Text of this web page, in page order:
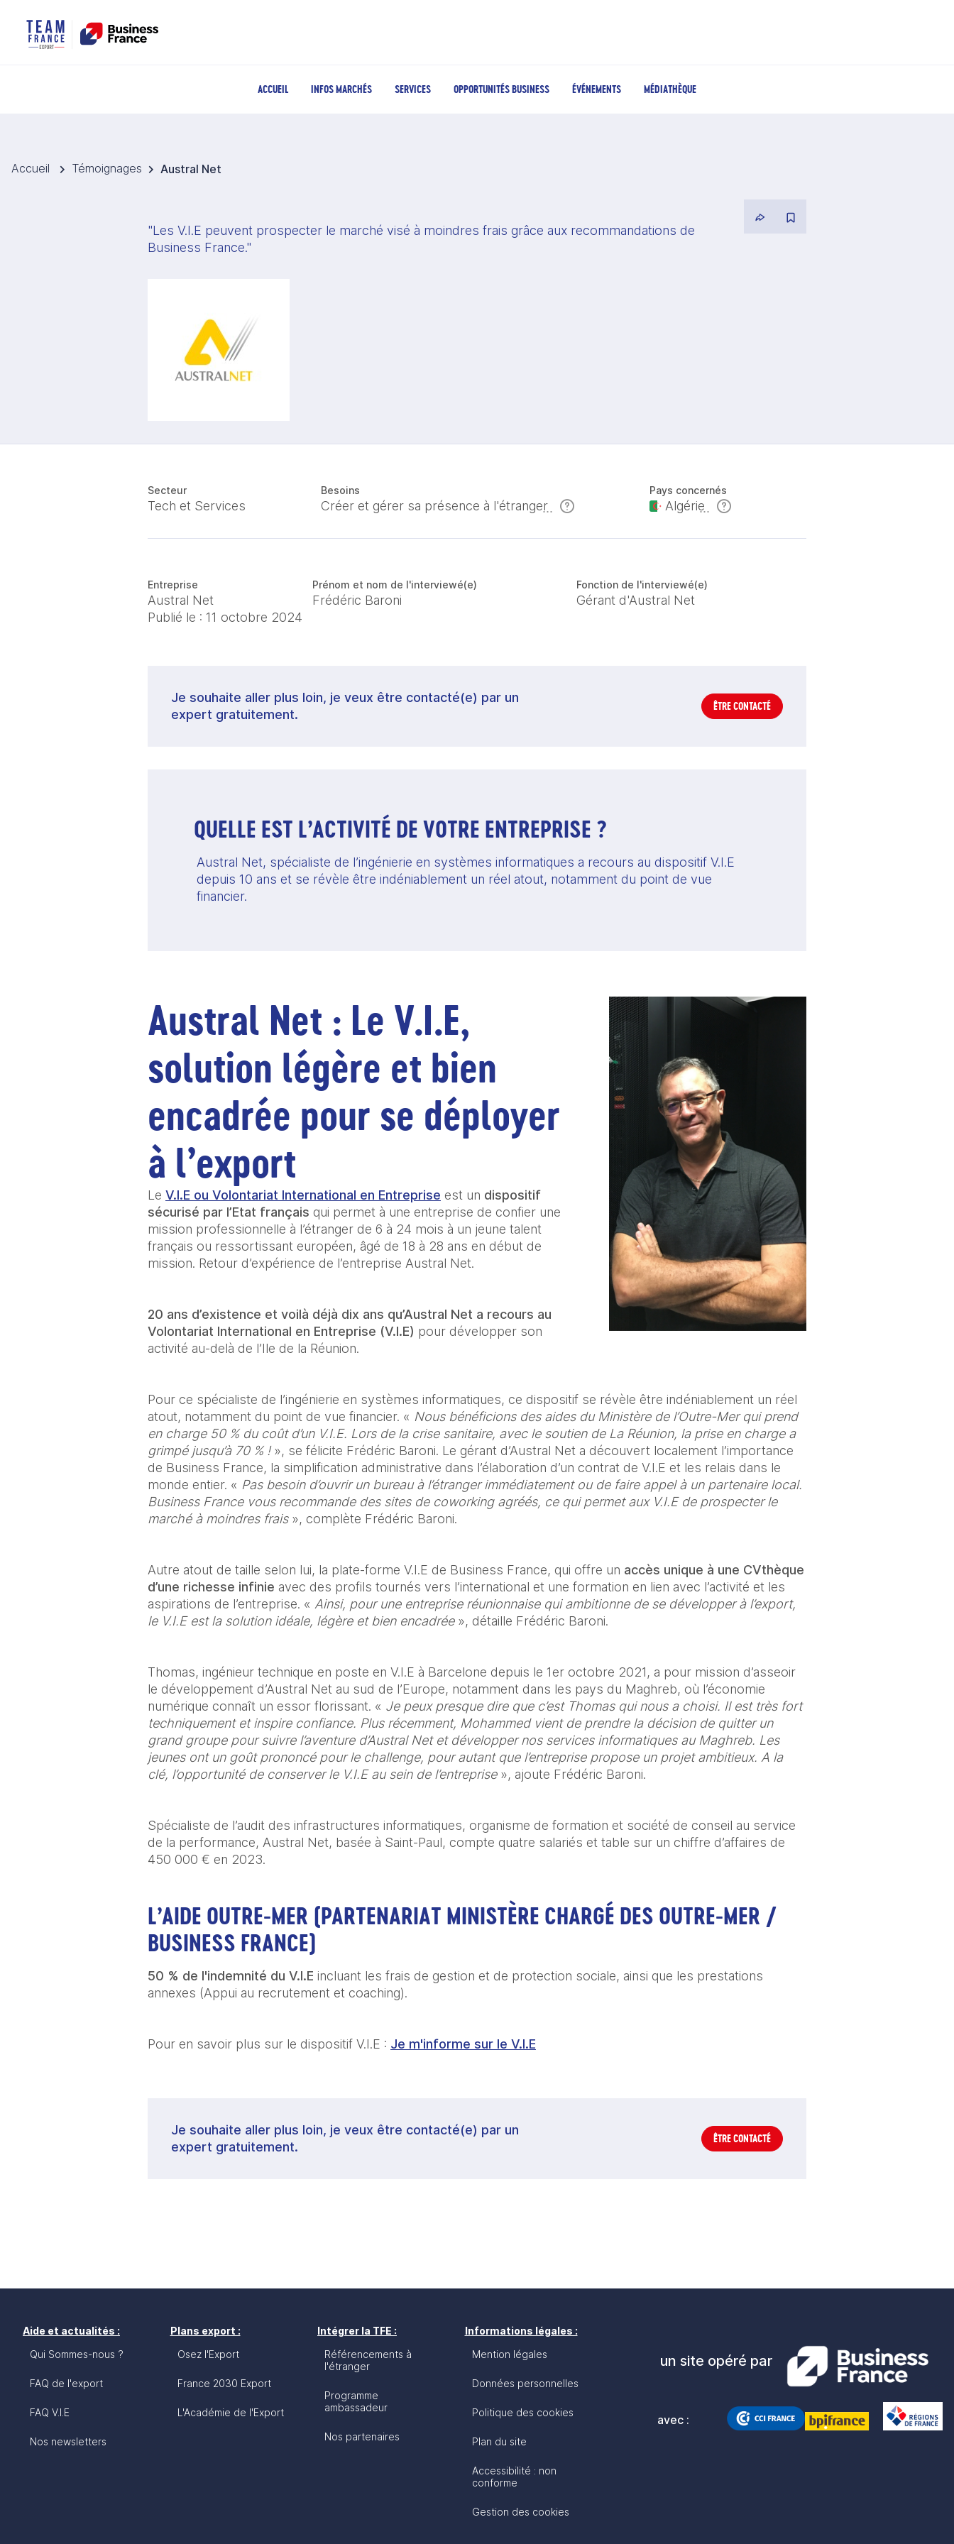
ACCUEIL INFOS MARCHÉS SERVICES OPPORTUNITÉS BUSINESS ÉVÉNEMENTS MÉDIATHÈQUE
Accueil Témoignages Austral Net
"Les V.I.E peuvent prospecter le marché visé à moindres frais grâce aux recommandations de
Business France."
Secteur
Tech et Services
Besoins
Créer et gérer sa présence à l'étranger
Pays concernés
Algérie
Entreprise
Austral Net
Prénom et nom de l'interviewé(e)
Frédéric Baroni
Fonction de l'interviewé(e)
Gérant d'Austral Net
Publié le : 11 octobre 2024
Je souhaite aller plus loin, je veux être contacté(e) par un
expert gratuitement.
ÊTRE CONTACTÉ
QUELLE EST L’ACTIVITÉ DE VOTRE ENTREPRISE ?
Austral Net, spécialiste de l’ingénierie en systèmes informatiques a recours au dispositif V.I.E
depuis 10 ans et se révèle être indéniablement un réel atout, notamment du point de vue
financier.
Austral Net : Le V.I.E,
solution légère et bien
encadrée pour se déployer
à l’export
Le V.I.E ou Volontariat International en Entreprise est un dispositif
sécurisé par l’Etat français qui permet à une entreprise de confier une
mission professionnelle à l’étranger de 6 à 24 mois à un jeune talent
français ou ressortissant européen, âgé de 18 à 28 ans en début de
mission. Retour d’expérience de l’entreprise Austral Net.
20 ans d’existence et voilà déjà dix ans qu’Austral Net a recours au
Volontariat International en Entreprise (V.I.E) pour développer son
activité au-delà de l’Ile de la Réunion.
Pour ce spécialiste de l’ingénierie en systèmes informatiques, ce dispositif se révèle être indéniablement un réel
atout, notamment du point de vue financier. « Nous bénéficions des aides du Ministère de l’Outre-Mer qui prend
en charge 50 % du coût d’un V.I.E. Lors de la crise sanitaire, avec le soutien de La Réunion, la prise en charge a
grimpé jusqu’à 70 % ! », se félicite Frédéric Baroni. Le gérant d’Austral Net a découvert localement l’importance
de Business France, la simplification administrative dans l’élaboration d’un contrat de V.I.E et les relais dans le
monde entier. « Pas besoin d’ouvrir un bureau à l’étranger immédiatement ou de faire appel à un partenaire local.
Business France vous recommande des sites de coworking agréés, ce qui permet aux V.I.E de prospecter le
marché à moindres frais », complète Frédéric Baroni.
Autre atout de taille selon lui, la plate-forme V.I.E de Business France, qui offre un accès unique à une CVthèque
d’une richesse infinie avec des profils tournés vers l’international et une formation en lien avec l’activité et les
aspirations de l’entreprise. « Ainsi, pour une entreprise réunionnaise qui ambitionne de se développer à l’export,
le V.I.E est la solution idéale, légère et bien encadrée », détaille Frédéric Baroni.
Thomas, ingénieur technique en poste en V.I.E à Barcelone depuis le 1er octobre 2021, a pour mission d’asseoir
le développement d’Austral Net au sud de l’Europe, notamment dans les pays du Maghreb, où l’économie
numérique connaît un essor florissant. « Je peux presque dire que c’est Thomas qui nous a choisi. Il est très fort
techniquement et inspire confiance. Plus récemment, Mohammed vient de prendre la décision de quitter un
grand groupe pour suivre l’aventure d’Austral Net et développer nos services informatiques au Maghreb. Les
jeunes ont un goût prononcé pour le challenge, pour autant que l’entreprise propose un projet ambitieux. A la
clé, l’opportunité de conserver le V.I.E au sein de l’entreprise », ajoute Frédéric Baroni.
Spécialiste de l’audit des infrastructures informatiques, organisme de formation et société de conseil au service
de la performance, Austral Net, basée à Saint-Paul, compte quatre salariés et table sur un chiffre d’affaires de
450 000 € en 2023.
L’AIDE OUTRE-MER (PARTENARIAT MINISTÈRE CHARGÉ DES OUTRE-MER /
BUSINESS FRANCE)
50 % de l'indemnité du V.I.E incluant les frais de gestion et de protection sociale, ainsi que les prestations
annexes (Appui au recrutement et coaching).
Pour en savoir plus sur le dispositif V.I.E : Je m'informe sur le V.I.E
Je souhaite aller plus loin, je veux être contacté(e) par un
expert gratuitement.
ÊTRE CONTACTÉ
Aide et actualités :
Qui Sommes-nous ?
FAQ de l'export
FAQ V.I.E
Nos newsletters
Plans export :
Osez l'Export
France 2030 Export
L'Académie de l'Export
Intégrer la TFE :
Référencements à
l'étranger
Programme
ambassadeur
Nos partenaires
Informations légales :
Mention légales
Données personnelles
Politique des cookies
Plan du site
Accessibilité : non
conforme
Gestion des cookies
un site opéré par
avec :